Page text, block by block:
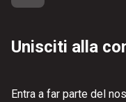
Unisciti alla
Entra a far parte del